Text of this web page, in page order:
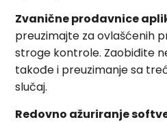
Zvanične prodavnice
preuzimajte za ovlašćenih
stroge kontrole. Zaobiđite
takođe i preuzimanje sa
slučaj.
Redovno ažuriranje